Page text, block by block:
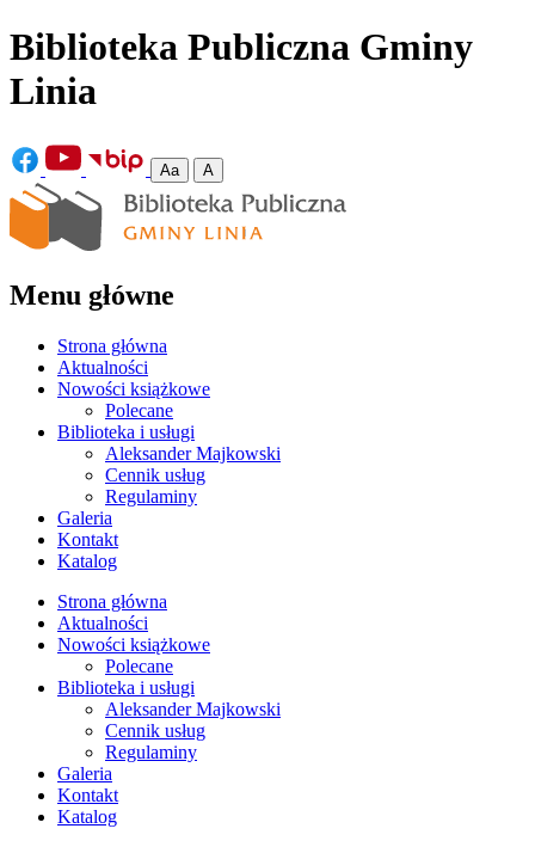
Biblioteka Publiczna Gminy
Linia
Aa A
Menu główne
Strona główna
Aktualności
Nowości książkowe
Polecane
Biblioteka i usługi
Aleksander Majkowski
Cennik usług
Regulaminy
Galeria
Kontakt
Katalog
Strona główna
Aktualności
Nowości książkowe
Polecane
Biblioteka i usługi
Aleksander Majkowski
Cennik usług
Regulaminy
Galeria
Kontakt
Katalog